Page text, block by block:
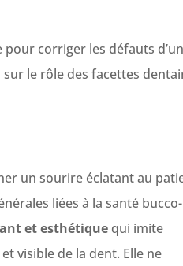
corriger les défauts
le rôle des facettes
un sourire éclatant au
liées à la santé bucco-
et esthétiquequi imite
visible de la dent. Elle ne